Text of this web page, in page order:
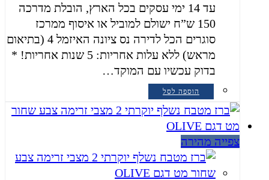
עד 14 ימי עסקים בכל הארץ, הובלת מדרכה
150 ש”ח ישולם למוביל או איסוף ממרכז
סוגרים הכל לדירה נס ציונה האיזמל 4 (בתיאום
מראש) ללא עלות אחריות: 5 שנות אחריות! *
בדוק עכשיו עם המוקד…
הוספה לסל
צפייה מהירה